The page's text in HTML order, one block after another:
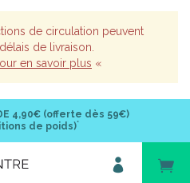
de circulation peuvent
de livraison.
en savoir plus «
4,90€ (offerte dès 59€)
de poids)*